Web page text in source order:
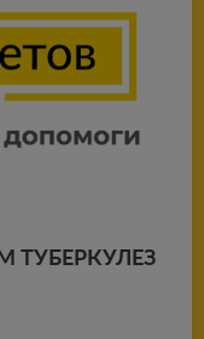
ТУ­БЕР­КУ­ЛЕЗ